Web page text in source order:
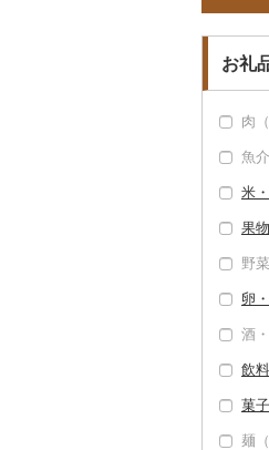
お礼
肉（
魚
米
果
野
卵
酒
飲
菓
麺（